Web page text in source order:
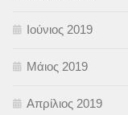
Ιούνιος 2019
Μάιος 2019
Απρίλιος 2019